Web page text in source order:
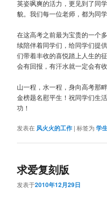
英姿飒爽的活力，更见到了同
貌。我们每一位老师，都为同
在这高考之前最为宝贵的一个
续陪伴着同学们，给同学们提
们带着丰收的喜悦踏上人生的
会有回报，有汗水就一定会有收
山一程，水一程，身向高考那
金榜题名慰平生！祝同学们生
功！
发表在 风火火的工作 |标签为 学
求爱复刻版
发表于2010年12月29日